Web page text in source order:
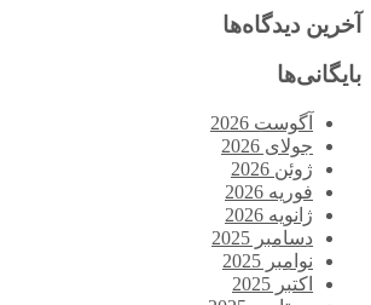
آخرین دیدگاه‌ها
بایگانی‌ها
آگوست 2026
جولای 2026
ژوئن 2026
فوریه 2026
ژانویه 2026
دسامبر 2025
نوامبر 2025
اکتبر 2025